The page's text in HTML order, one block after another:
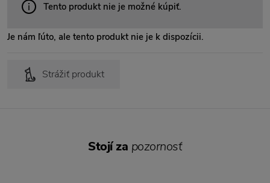
Tento produkt nie je možné kúpiť.
Je nám ľúto, ale tento produkt nie je k dispozícii.
Strážiť produkt
Stojí za pozornosť